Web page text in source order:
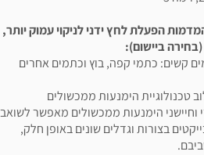
הפעלת לחץ ידני לניקוי עמוק יותר,
קשים: כתמי קפה, בוץ וכתמים אחרים
טכנולוגיית הימנעות ממכשולים
וחיישני הימנעות ממכשולים מאפשר לשואב
בצורות וגדלים שונים באופן חלק,